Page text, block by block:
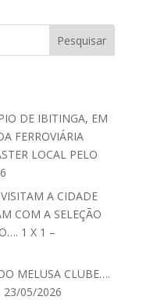
DE IBITINGA, EM
FERROVIÁRIA
LOCAL PELO
A CIDADE
COM A SELEÇÃO
1 X 1 –
MELUSA CLUBE….
23/05/2026